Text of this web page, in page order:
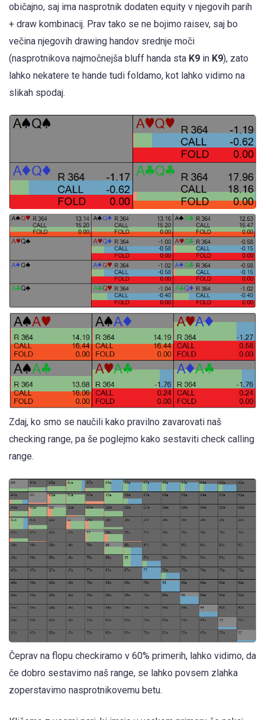
običajno, saj ima nasprotnik dodaten equity v njegovih parih
+ draw kombinacij. Prav tako se ne bojimo raisev, saj bo
večina njegovih drawing handov srednje moči
(nasprotnikova najmočnejša bluff handa sta K9 in K9), zato
lahko nekatere te hande tudi foldamo, kot lahko vidimo na
slikah spodaj.
Zdaj, ko smo se naučili kako pravilno zavarovati naš
checking range, pa še poglejmo kako sestaviti check calling
range.
Čeprav na flopu checkiramo v 60% primerih, lahko vidimo, da
če dobro sestavimo naš range, se lahko povsem zlahka
zoperstavimo nasprotnikovemu betu.